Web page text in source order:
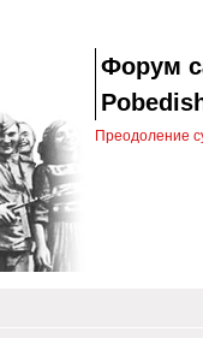
Форум
Преодоление